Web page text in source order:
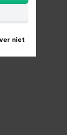
niet